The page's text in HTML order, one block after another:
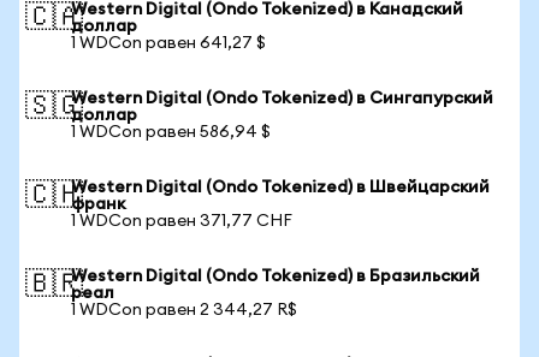
🇨🇦Western Digital (Ondo Tokenized) в Канадский
доллар
1 WDCon равен 641,27 $
🇸🇬Western Digital (Ondo Tokenized) в Сингапурский
доллар
1 WDCon равен 586,94 $
🇨🇭Western Digital (Ondo Tokenized) в Швейцарский
франк
1 WDCon равен 371,77 CHF
🇧🇷Western Digital (Ondo Tokenized) в Бразильский
реал
1 WDCon равен 2 344,27 R$